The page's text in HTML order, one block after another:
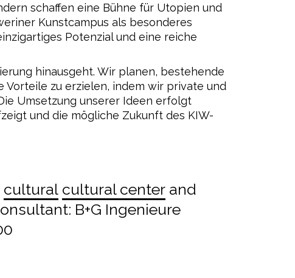
schaffen eine Bühne für Utopien und
Kunstcampus als besonderes
Potenzial und eine reiche
hinausgeht. Wir planen, bestehende
Vorteile zu erzielen, indem wir private und
Umsetzung unserer Ideen erfolgt
und die mögliche Zukunft des KIW-
cultural cultural center and
B+G Ingenieure